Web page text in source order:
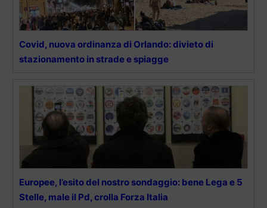
Covid, nuova ordinanza di Orlando: divieto di
stazionamento in strade e spiagge
Europee, l’esito del nostro sondaggio: bene Lega e 5
Stelle, male il Pd, crolla Forza Italia